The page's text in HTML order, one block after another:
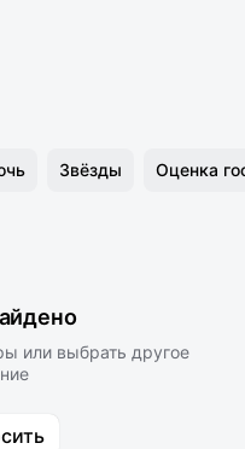
Звёзды Оценка
или выбрать другое